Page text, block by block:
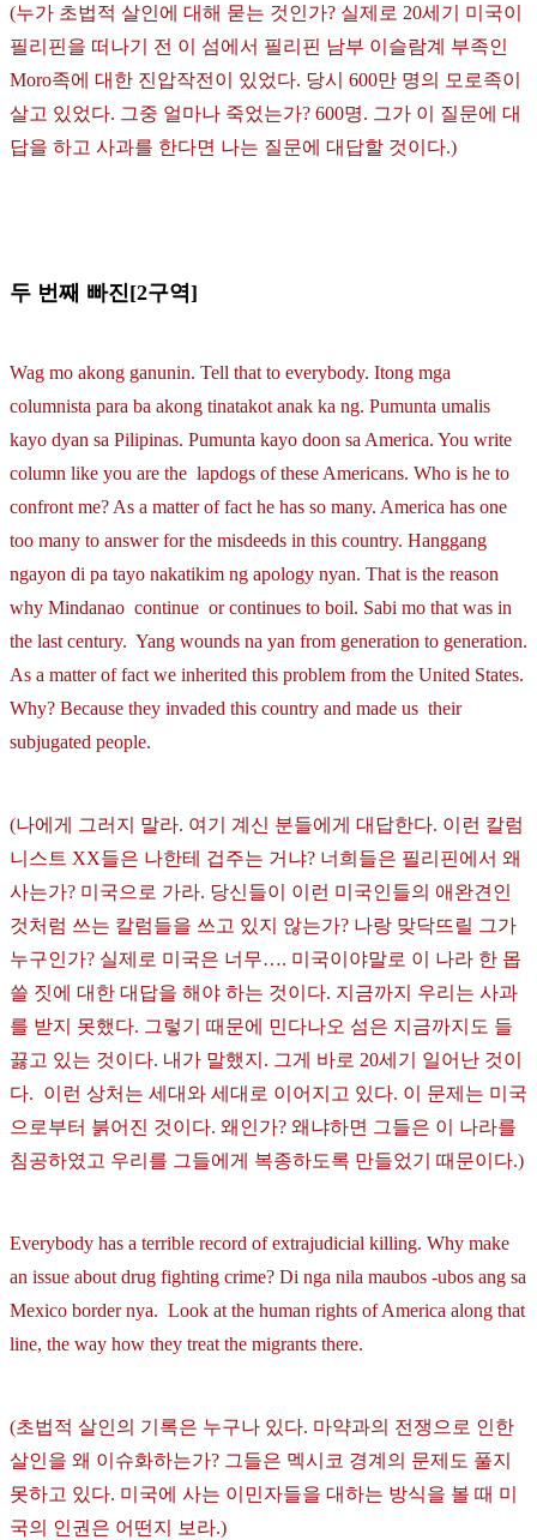
(누가 초법적 살인에 대해 묻는 것인가? 실제로 20세기 미국이
필리핀을 떠나기 전 이 섬에서 필리핀 남부 이슬람계 부족인
Moro족에 대한 진압작전이 있었다. 당시 600만 명의 모로족이
살고 있었다. 그중 얼마나 죽었는가? 600명. 그가 이 질문에 대
답을 하고 사과를 한다면 나는 질문에 대답할 것이다.)
두 번째 빠진[2구역]
Wag mo akong ganunin. Tell that to everybody. Itong mga
columnista para ba akong tinatakot anak ka ng. Pumunta umalis
kayo dyan sa Pilipinas. Pumunta kayo doon sa America. You write
column like you are the lapdogs of these Americans. Who is he to
confront me? As a matter of fact he has so many. America has one
too many to answer for the misdeeds in this country. Hanggang
ngayon di pa tayo nakatikim ng apology nyan. That is the reason
why Mindanao continue or continues to boil. Sabi mo that was in
the last century. Yang wounds na yan from generation to generation.
As a matter of fact we inherited this problem from the United States.
Why? Because they invaded this country and made us their
subjugated people.
(나에게 그러지 말라. 여기 계신 분들에게 대답한다. 이런 칼럼
니스트 XX들은 나한테 겁주는 거냐? 너희들은 필리핀에서 왜
사는가? 미국으로 가라. 당신들이 이런 미국인들의 애완견인
것처럼 쓰는 칼럼들을 쓰고 있지 않는가? 나랑 맞닥뜨릴 그가
누구인가? 실제로 미국은 너무…. 미국이야말로 이 나라 한 몹
쓸 짓에 대한 대답을 해야 하는 것이다. 지금까지 우리는 사과
를 받지 못했다. 그렇기 때문에 민다나오 섬은 지금까지도 들
끓고 있는 것이다. 내가 말했지. 그게 바로 20세기 일어난 것이
다. 이런 상처는 세대와 세대로 이어지고 있다. 이 문제는 미국
으로부터 붉어진 것이다. 왜인가? 왜냐하면 그들은 이 나라를
침공하였고 우리를 그들에게 복종하도록 만들었기 때문이다.)
Everybody has a terrible record of extrajudicial killing. Why make
an issue about drug fighting crime? Di nga nila maubos -ubos ang sa
Mexico border nya. Look at the human rights of America along that
line, the way how they treat the migrants there.
(초법적 살인의 기록은 누구나 있다. 마약과의 전쟁으로 인한
살인을 왜 이슈화하는가? 그들은 멕시코 경계의 문제도 풀지
못하고 있다. 미국에 사는 이민자들을 대하는 방식을 볼 때 미
국의 인권은 어떤지 보라.)